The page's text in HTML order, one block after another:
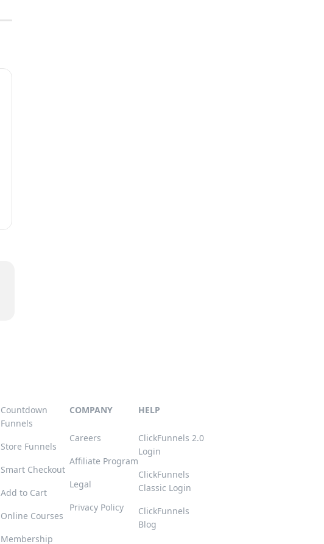
Countdown
Funnels
Store Funnels
Smart Checkout
Add to Cart
Online Courses
Membership
COMPANY
Careers
Affiliate Program
Legal
Privacy Policy
HELP
ClickFunnels 2.0
Login
ClickFunnels
Classic Login
ClickFunnels
Blog